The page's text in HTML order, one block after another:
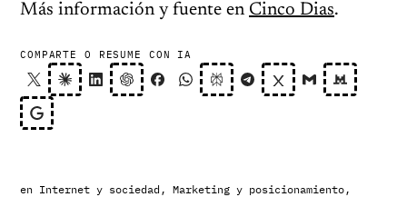
Más información y fuente en Cinco Dias.
COMPARTE O RESUME CON IA
en Internet y sociedad , Marketing y posicionamiento,